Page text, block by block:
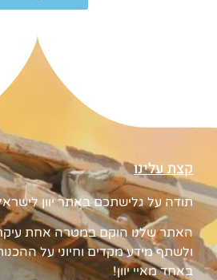
קצת עלינו
תודה על גלישתכם באתר יוון
האתר שלנו הוקם במטרה אחת
ולשתף מידע מקדים וחיוני על
באחד מאיי יוון!